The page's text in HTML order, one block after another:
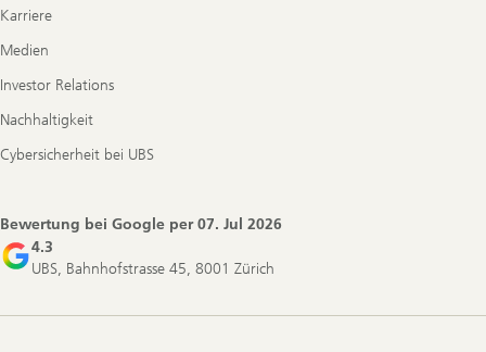
Karriere
Medien
Investor Relations
Nachhaltigkeit
Cybersicherheit bei UBS
Bewertung bei Google per07. Jul 2026
4.3
UBS, Bahnhofstrasse 45, 8001 Zürich